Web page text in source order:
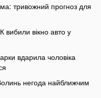
тривожний прогноз для
вибили вікно авто у
вдарила чоловіка
негода найближчим